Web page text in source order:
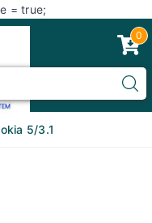
= true;
0
5/3.1